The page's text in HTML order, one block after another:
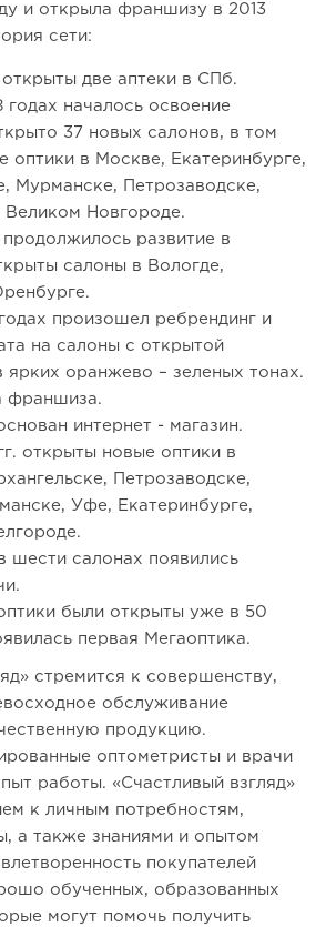
и открыла франшизу в 2013
сети:
две аптеки в СПб.
началось освоение
37 новых салонов, в том
оптики в Москве, Екатеринбурге,
Мурманске, Петрозаводске,
Великом Новгороде.
развитие в
салоны в Вологде,
произошел ребрендинг и
на салоны с открытой
ярких оранжево – зеленых тонах.
франшиза.
интернет - магазин.
открыты новые оптики в
Петрозаводске,
Уфе, Екатеринбурге,
шести салонах появились
были открыты уже в 50
первая Мегаоптика.
стремится к совершенству,
обслуживание
продукцию.
оптометристы и врачи
работы. «Счастливый взгляд»
к личным потребностям,
а также знаниями и опытом
покупателей
обученных, образованных
могут помочь получить